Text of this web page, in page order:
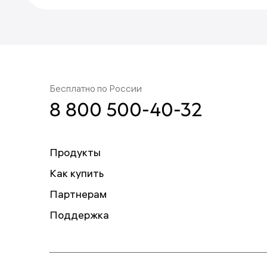
Бесплатно по России
8 800 500-40-32
Продукты
Как купить
Партнерам
Поддержка